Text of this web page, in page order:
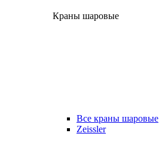
Краны шаровые
Все краны шаровые
Zeissler